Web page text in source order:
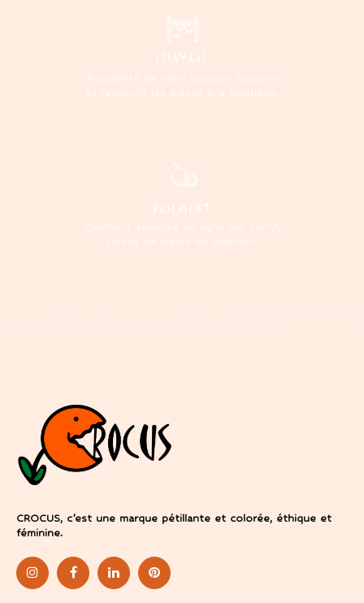
ESSAYAGE
Possibilité de venir essayer, toucher
et ressentir les pièces à la boutique.
PAIEMENT
Paiement sécurisé en ligne par Twint,
cartes de crédit ou virement
CROCUS, c’est une marque pétillante et colorée, éthique et
féminine.